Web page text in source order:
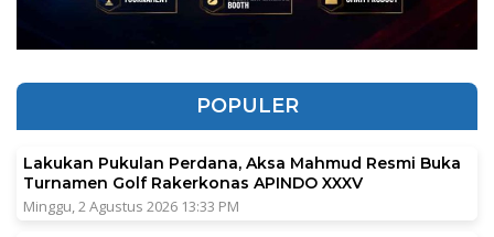
POPULER
Lakukan Pukulan Perdana, Aksa Mahmud Resmi Buka
Turnamen Golf Rakerkonas APINDO XXXV
Minggu, 2 Agustus 2026 13:33 PM